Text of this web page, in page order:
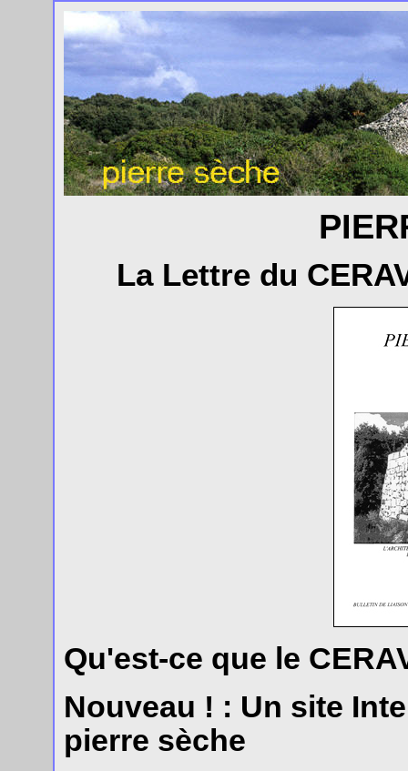
La Lettre du
Qu'est-ce que le
Nouveau ! : Un site
pierre sèche